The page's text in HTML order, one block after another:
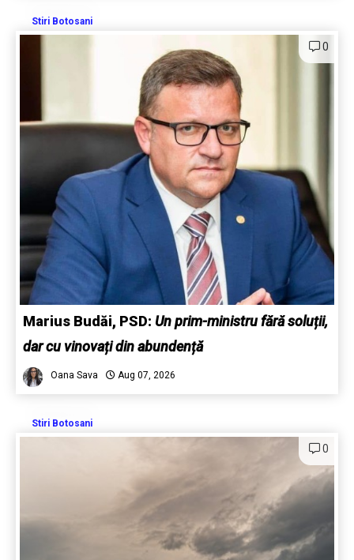
Stiri Botosani
0
Marius Budăi, PSD: Un prim-ministru fără soluții,
dar cu vinovați din abundență
Oana Sava Aug 07, 2026
Stiri Botosani
0